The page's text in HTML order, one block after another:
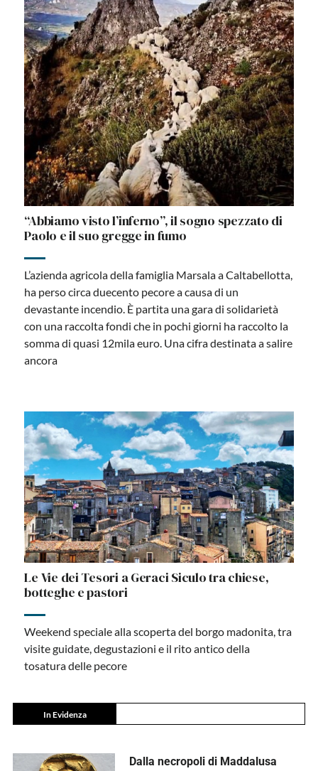
“Abbiamo visto l’inferno”, il sogno spezzato di
Paolo e il suo gregge in fumo
L’azienda agricola della famiglia Marsala a Caltabellotta,
ha perso circa duecento pecore a causa di un
devastante incendio. È partita una gara di solidarietà
con una raccolta fondi che in pochi giorni ha raccolto la
somma di quasi 12mila euro. Una cifra destinata a salire
ancora
Le Vie dei Tesori a Geraci Siculo tra chiese,
botteghe e pastori
Weekend speciale alla scoperta del borgo madonita, tra
visite guidate, degustazioni e il rito antico della
tosatura delle pecore
In Evidenza
Dalla necropoli di Maddalusa